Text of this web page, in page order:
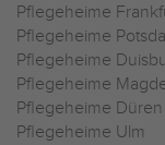
Pflegeheime
Pflegeheime
Pflegeheime
Pflegeheime
Pflegeheime Düren
Pflegeheime Ulm